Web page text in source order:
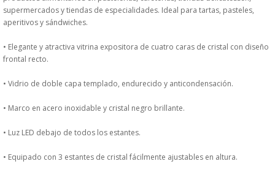
DONDE ESTAMOS
PRODUCTOS EN OFERTAS
ALMACEN Y TRANSPORTE
COMPLEMENTOS DE MESA
supermercados y tiendas de especialidades. Ideal para tartas, pasteles,
aperitivos y sándwiches.
• Elegante y atractiva vitrina expositora de cuatro caras de cristal con diseño
frontal recto.
• Vidrio de doble capa templado, endurecido y anticondensación.
• Marco en acero inoxidable y cristal negro brillante.
• Luz LED debajo de todos los estantes.
• Equipado con 3 estantes de cristal fácilmente ajustables en altura.